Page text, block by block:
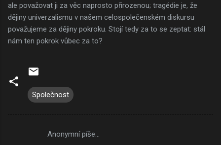
ale považovat ji za věc naprosto přirozenou; tragédie je, že
dějiny univerzalismu v našem celospolečenském diskursu
považujeme za dějiny pokroku. Stojí tedy za to se zeptat: stál
nám ten pokrok vůbec za to?
Společnost
Anonymní píše…